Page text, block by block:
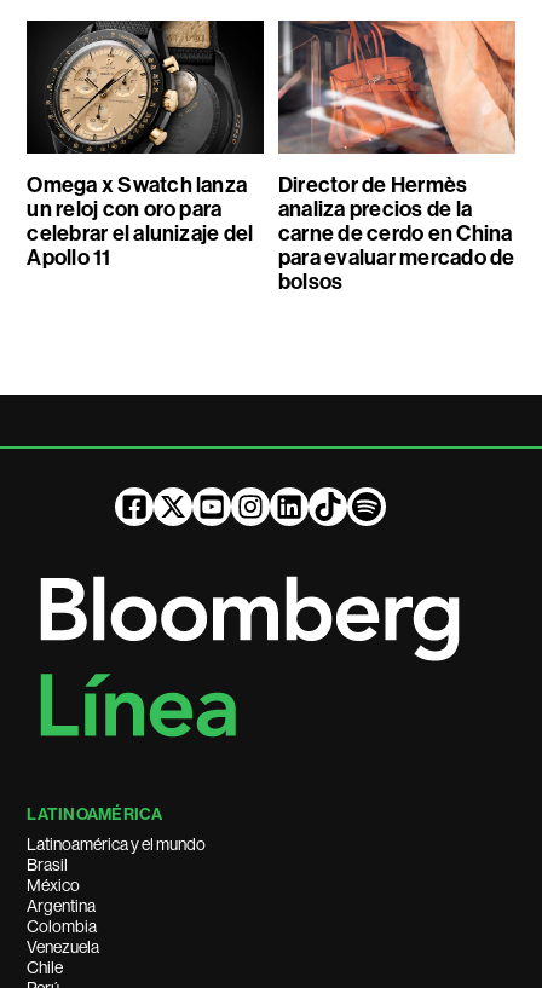
Omega x Swatch lanza
un reloj con oro para
celebrar el alunizaje del
Apollo 11
Director de Hermès
analiza precios de la
carne de cerdo en China
para evaluar mercado de
bolsos
LATINOAMÉRICA
Latinoamérica y el mundo
Brasil
México
Argentina
Colombia
Venezuela
Chile